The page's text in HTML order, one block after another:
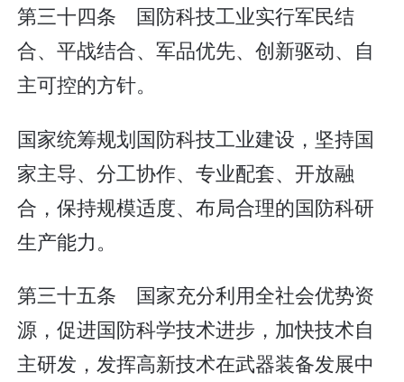
第三十四条 国防科技工业实行军民结
合、平战结合、军品优先、创新驱动、自
主可控的方针。
国家统筹规划国防科技工业建设，坚持国
家主导、分工协作、专业配套、开放融
合，保持规模适度、布局合理的国防科研
生产能力。
第三十五条 国家充分利用全社会优势资
源，促进国防科学技术进步，加快技术自
主研发，发挥高新技术在武器装备发展中